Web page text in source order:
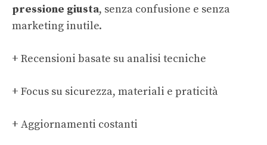
pressione giusta, senza confusione e senza
marketing inutile.
+ Recensioni basate su analisi tecniche
+ Focus su sicurezza, materiali e praticità
+ Aggiornamenti costanti